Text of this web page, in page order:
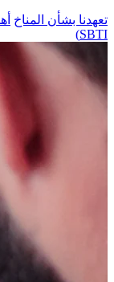
تعهدنا بشأن المناخ
SBTI)